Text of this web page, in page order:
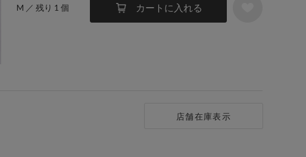
M ／ 残り 1 個 カートに入れる
店舗在庫表示